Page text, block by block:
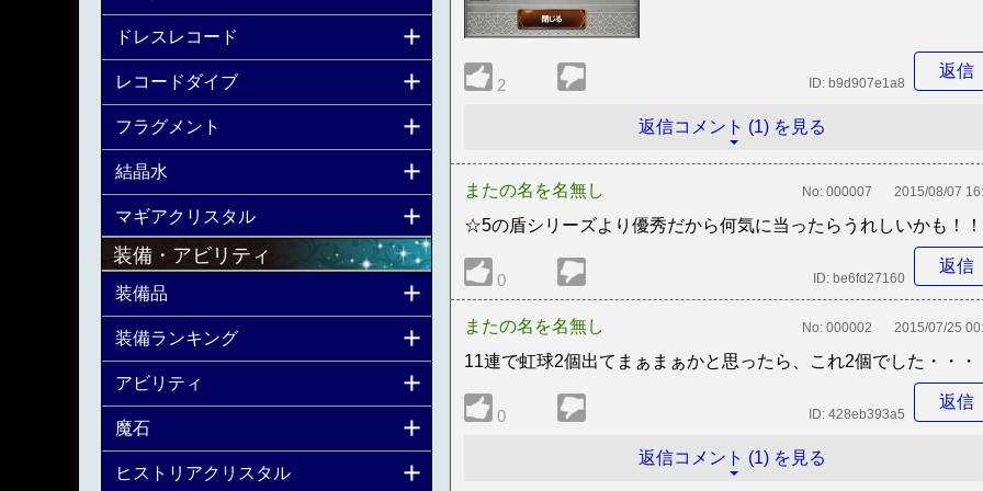
2
返信
ID: b9d907e1a8
返信コメント (1) を見る
またの名を名無し No: 000007 2015/08/07
☆5の盾シリーズより優秀だから何気に当ったらうれしいかも！！
0
返信
ID: be6fd27160
またの名を名無し No: 000002 2015/07/25
11連で虹球2個出てまぁまぁかと思ったら、これ2個でした・・・
0
返信
ID: 428eb393a5
返信コメント (1) を見る
ドレスレコード
レコードダイブ
フラグメント
結晶水
マギアクリスタル
装備・アビリティ
装備品
装備ランキング
アビリティ
魔石
ヒストリアクリスタル